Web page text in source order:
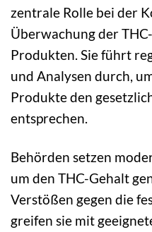
zentrale Rolle bei der
Überwachung der
Produkten. Sie führt
und Analysen durch,
Produkte den
entsprechen.
Behörden setzen
um den THC-Gehalt
Verstößen gegen die
greifen sie mit